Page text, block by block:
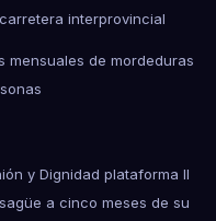
interprovincial
mensuales de mordeduras
y Dignidad plataforma II
a cinco meses de su